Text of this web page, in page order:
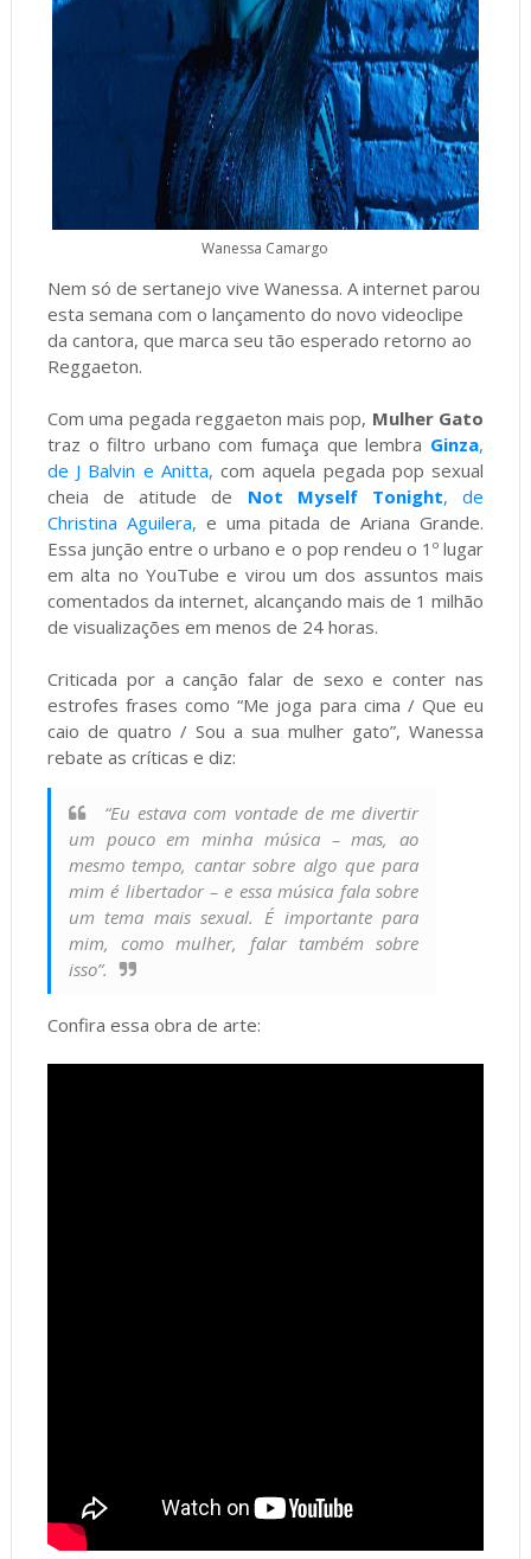
Wanessa Camargo
Nem só de sertanejo vive Wanessa. A internet parou
esta semana com o lançamento do novo videoclipe
da cantora, que marca seu tão esperado retorno ao
Reggaeton.
Com uma pegada reggaeton mais pop, Mulher Gato
traz o filtro urbano com fumaça que lembra Ginza,
de J Balvin e Anitta, com aquela pegada pop sexual
cheia de atitude de Not Myself Tonight, de
Christina Aguilera, e uma pitada de Ariana Grande.
Essa junção entre o urbano e o pop rendeu o 1º lugar
em alta no YouTube e virou um dos assuntos mais
comentados da internet, alcançando mais de 1 milhão
de visualizações em menos de 24 horas.
Criticada por a canção falar de sexo e conter nas
estrofes frases como “Me joga para cima / Que eu
caio de quatro / Sou a sua mulher gato”, Wanessa
rebate as críticas e diz:
“Eu estava com vontade de me divertir
um pouco em minha música – mas, ao
mesmo tempo, cantar sobre algo que para
mim é libertador – e essa música fala sobre
um tema mais sexual. É importante para
mim, como mulher, falar também sobre
isso”.
Confira essa obra de arte: